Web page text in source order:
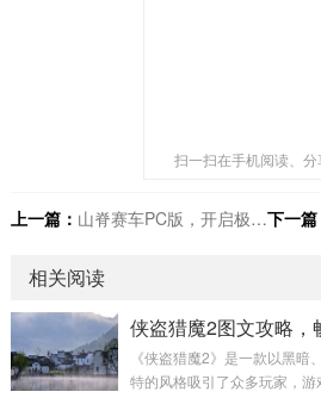
扫一扫在手机阅读、分
上一篇： 山脊赛车PC版，开启极致赛车体验新纪元 下一篇
相关阅读
侠盗猎魔2图文攻略，
《侠盗猎魔2》是一款以黑
特的风格吸引了众多玩家，